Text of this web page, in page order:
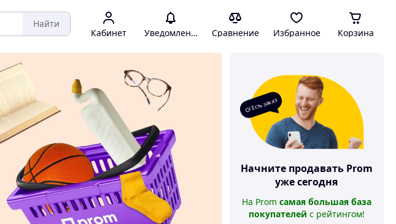
Найти
Кабинет Уведомления Сравнение Избранное Корзина
О! Есть заказ
Начните продавать Prom
уже сегодня
На Prom самая большая база
покупателей с рейтингом!